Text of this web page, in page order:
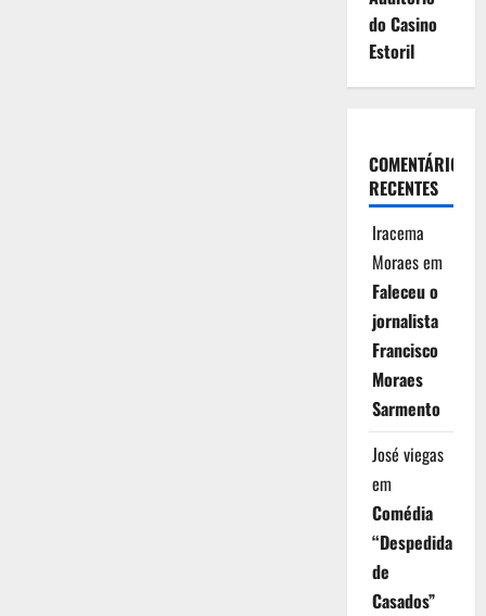
do Casino
Estoril
COMENTÁRIOS
RECENTES
Iracema
Moraesem
Faleceu o
jornalista
Francisco
Moraes
Sarmento
José viegas
em
Comédia
“Despedida
de
Casados”